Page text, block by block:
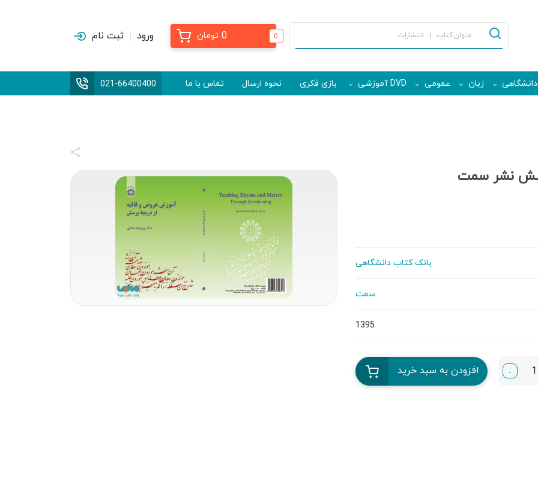
0
0 تومان ورود ثبت نام
دانشگاهی زبان عمومی DVD آموزشی بازی فکری نحوه ارسال تماس با ما 021-66400400
نشر سمت
بانک کتاب دانشگاهی
سمت
1395
- افزودن به سبد خرید